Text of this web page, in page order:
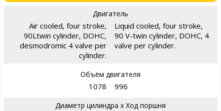
Двигатель
Air cooled, four stroke,
90Ltwin cylinder, DOHC,
desmodromic 4 valve per
cylinder.
Liquid cooled, four stroke,
90 V-twin cylinder, DOHC, 4
valve per cylinder.
Объём двигателя
1078 996
Диаметр цилиндра х Ход поршня